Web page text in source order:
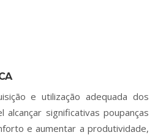
e utilização adequada dos
significativas poupanças
e aumentar a produtividade,